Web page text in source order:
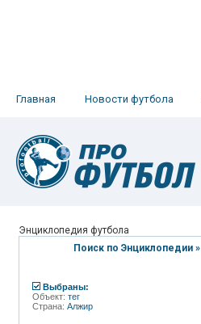
Главная Новости футбола
Энциклопедия футбола
Поиск по Энциклопедии »
Выбраны:
Объект: тег
Страна: Алжир